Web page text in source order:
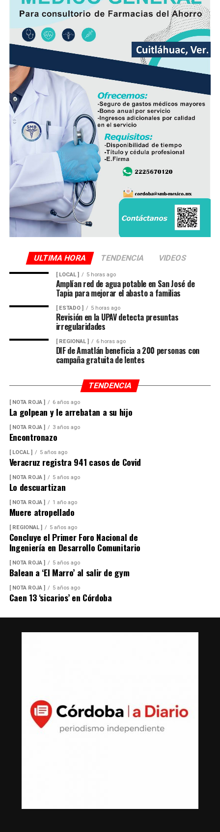
ULTIMA HORA TENDENCIA VIDEOS
[ LOCAL ] 5 horas ago
Amplían red de agua potable en San José de
Tapia para mejorar el abasto a familias
[ ESTADO ] 5 horas ago
Revisión en la UPAV detecta presuntas
irregularidades
[ REGIONAL ] 6 horas ago
DIF de Amatlán beneficia a 200 personas con
campaña gratuita de lentes
TENDENCIA
[ NOTA ROJA ] 6 años ago
La golpean y le arrebatan a su hijo
[ NOTA ROJA ] 3 años ago
Encontronazo
[ LOCAL ] 5 años ago
Veracruz registra 941 casos de Covid
[ NOTA ROJA ] 5 años ago
Lo descuartizan
[ NOTA ROJA ] 1 año ago
Muere atropellado
[ REGIONAL ] 5 años ago
Concluye el Primer Foro Nacional de
Ingeniería en Desarrollo Comunitario
[ NOTA ROJA ] 5 años ago
Balean a ‘El Marro’ al salir de gym
[ NOTA ROJA ] 5 años ago
Caen 13 ‘sicarios’ en Córdoba